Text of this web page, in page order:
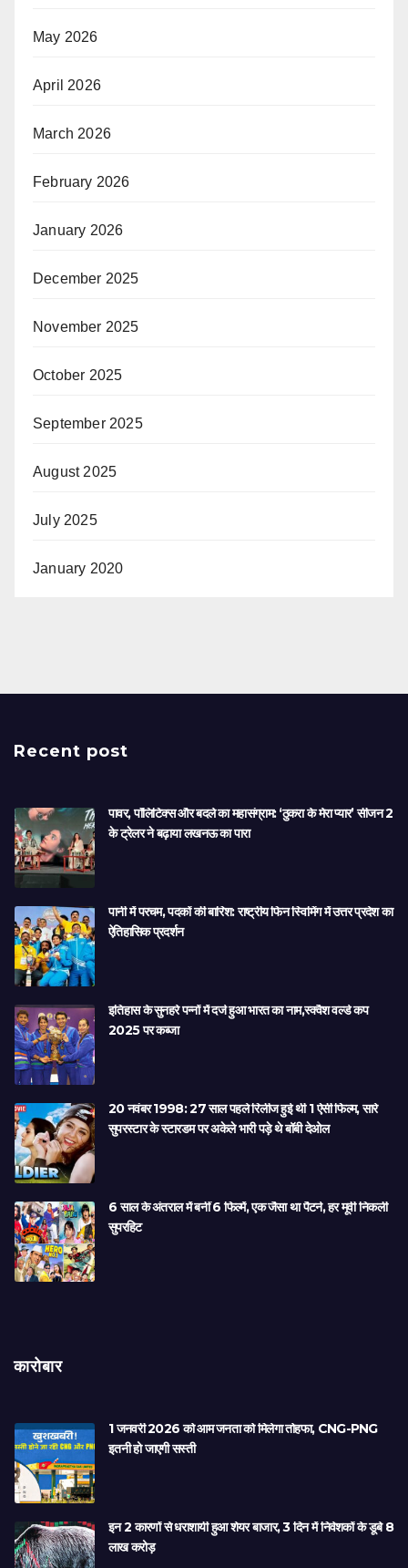
May 2026
April 2026
March 2026
February 2026
January 2026
December 2025
November 2025
October 2025
September 2025
August 2025
July 2025
January 2020
Recent post
पावर, पॉलिटिक्स और बदले का महासंग्राम: ‘ठुकरा के मेरा प्यार’ सीजन 2
के ट्रेलर ने बढ़ाया लखनऊ का पारा
पानी में परचम, पदकों की बारिश: राष्ट्रीय फिन स्विमिंग में उत्तर प्रदेश का
ऐतिहासिक प्रदर्शन
इतिहास के सुनहरे पन्नों में दर्ज हुआ भारत का नाम,स्क्वैश वर्ल्ड कप
2025 पर कब्जा
20 नवंबर 1998: 27 साल पहले रिलीज हुई थी 1 ऐसी फिल्म, सारे
सुपरस्टार के स्टारडम पर अकेले भारी पड़े थे बॉबी देओल
6 साल के अंतराल में बनीं 6 फिल्में, एक जैसा था पैटर्न, हर मूवी निकली
सुपरहिट
कारोबार
1 जनवरी 2026 को आम जनता को मिलेगा तोहफा, CNG-PNG
इतनी हो जाएगी सस्ती
इन 2 कारणों से धराशायी हुआ शेयर बाजार, 3 दिन में निवेशकों के डूबे 8
लाख करोड़